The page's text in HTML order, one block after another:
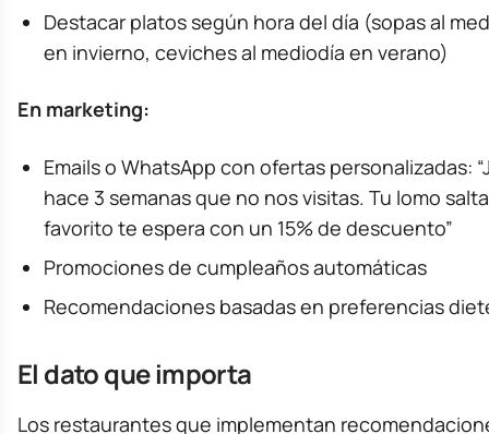
Destacar platos según hora del día (sopas al
en invierno, ceviches al mediodía en verano)
En marketing:
Emails o WhatsApp con ofertas personalizadas:
hace 3 semanas que no nos visitas. Tu lomo
favorito te espera con un 15% de descuento”
Promociones de cumpleaños automáticas
Recomendaciones basadas en preferencias
El dato que importa
Los restaurantes que implementan